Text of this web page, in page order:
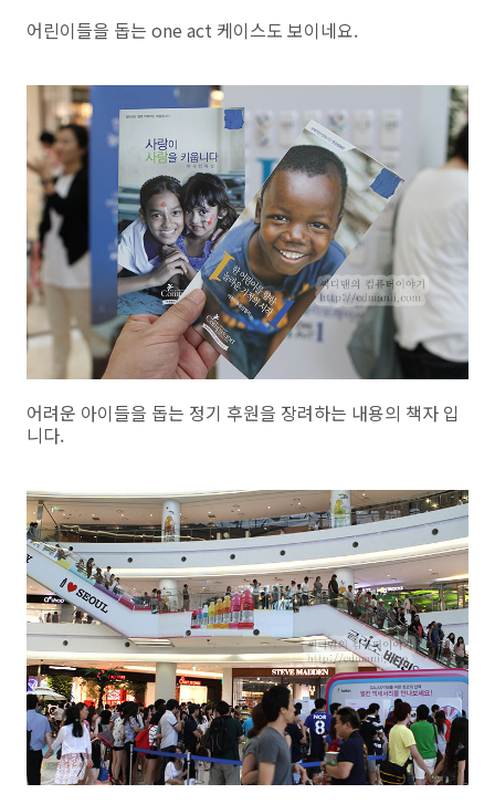
어린이들을 돕는 one act 케이스도 보이네요.
어려운 아이들을 돕는 정기 후원을 장려하는 내용의 책자 입
니다.